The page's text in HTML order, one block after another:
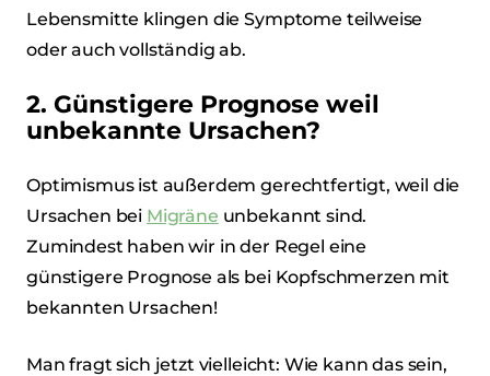
Lebensmitte klingen die Symptome teilweise
oder auch vollständig ab.
2. Günstigere Prognose weil
unbekannte Ursachen?
Optimismus ist außerdem gerechtfertigt, weil die
Ursachen bei Migräne unbekannt sind.
Zumindest haben wir in der Regel eine
günstigere Prognose als bei Kopfschmerzen mit
bekannten Ursachen!
Man fragt sich jetzt vielleicht: Wie kann das sein,